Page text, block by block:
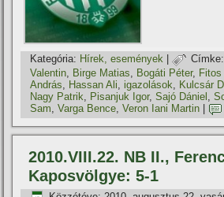
Kategória: Hí­rek, események | Címke:
Valentin
Birge Matias Bogáti Péter,
András
Hassan Ali ,igazolások Kulcsár
Nagy Patrik
Pisanjuk Igor,Sajó Dániel ,
Sam,Varga Bence,Veron Iani Martin
2010.VIII.22. NB II.,
Kaposvölgye: 5-1